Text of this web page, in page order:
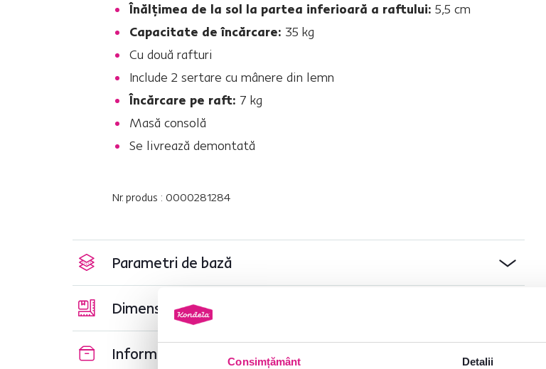
Consimțământ Detalii
Înălţimea de la sol la partea inferioară a raftului: 5,5 cm
Capacitate de încărcare: 35 kg
Cu două rafturi
Include 2 sertare cu mânere din lemn
Încărcare pe raft: 7 kg
Masă consolă
Se livrează demontată
Nr. produs : 0000281284
Parametri de bază
Dimensiuni și specificații
Informații despre ambalare